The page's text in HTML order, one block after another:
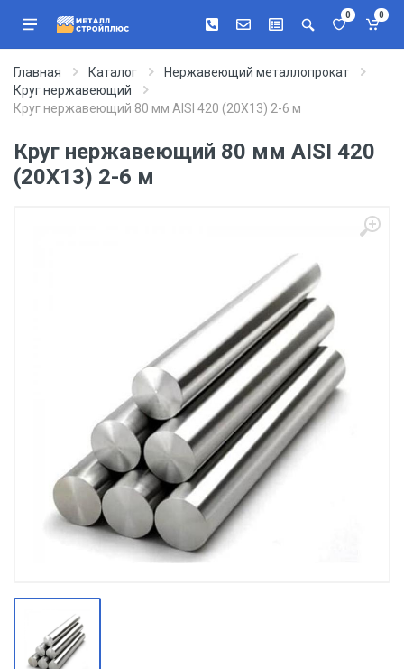
0 0
Главная Каталог
Нержавеющий металлопрокат
Круг нержавеющий
Круг нержавеющий 80 мм AISI 420 (20Х13) 2-6 м
Круг нержавеющий 80 мм AISI 420
(20Х13) 2-6 м